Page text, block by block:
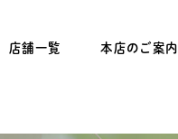
店舗一覧 本店のご案内